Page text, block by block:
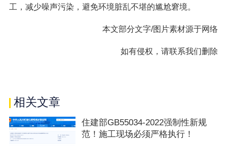
工，减少噪声污染，避免环境脏乱不堪的尴尬窘境。
本文部分文字/图片素材源于网络
如有侵权，请联系我们删除
相关文章
住建部GB55034-2022强制性新规
范！施工现场必须严格执行！